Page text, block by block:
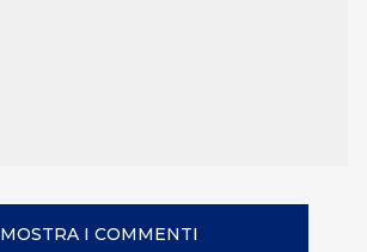
MOSTRA I COMMENTI